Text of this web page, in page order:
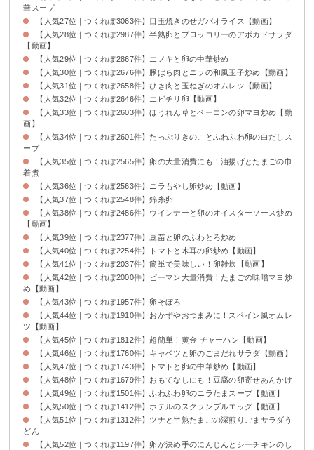
華スープ
【人気27位｜つくれぽ3063件】目玉焼きのせガパオライス【動画】
【人気28位｜つくれぽ2987件】半熟卵とブロッコリーのアボカドサラダ
【動画】
【人気29位｜つくれぽ2867件】エノキと卵の中華炒め
【人気30位｜つくれぽ2676件】豚ばら肉とニラの和風玉子炒め【動画】
【人気31位｜つくれぽ2658件】ひき肉と玉ねぎのオムレツ【動画】
【人気32位｜つくれぽ2646件】エビチリ卵【動画】
【人気33位｜つくれぽ2603件】ほうれん草とベーコンの卵マヨ炒め【動
画】
【人気34位｜つくれぽ2601件】たっぷりきのことふわふわ卵の白だしス
ープ
【人気35位｜つくれぽ2565件】卵の大量消費にも！油揚げとたまごの巾
着煮
【人気36位｜つくれぽ2563件】ニラもやし卵炒め【動画】
【人気37位｜つくれぽ2548件】錦糸卵
【人気38位｜つくれぽ2486件】ウインナーと卵のオイスターソース炒め
【動画】
【人気39位｜つくれぽ2377件】豆苗と卵のふわとろ炒め
【人気40位｜つくれぽ2254件】トマトと木耳の卵炒め【動画】
【人気41位｜つくれぽ2037件】簡単で美味しい！卵雑炊【動画】
【人気42位｜つくれぽ2000件】ピーマン大量消費！たまごの味噌マヨ炒
め【動画】
【人気43位｜つくれぽ1957件】卵そぼろ
【人気44位｜つくれぽ1910件】おかずやおつまみに！スペイン風オムレ
ツ【動画】
【人気45位｜つくれぽ1812件】超簡単！黄金 チャーハン【動画】
【人気46位｜つくれぽ1760件】キャベツと卵のごまだれサラダ【動画】
【人気47位｜つくれぽ1743件】トマトと卵の中華炒め【動画】
【人気48位｜つくれぽ1679件】おもてなしにも！豆腐の卵寄せあんかけ
【人気49位｜つくれぽ1501件】ふわふわ卵のニラたまスープ【動画】
【人気50位｜つくれぽ1412件】ホテルのスクランブルエッグ【動画】
【人気51位｜つくれぽ1312件】ツナと半熟たまごの深煎りごまサラダう
どん
【人気52位｜つくれぽ1197件】卵が決め手のにんじんとシーチキンのし